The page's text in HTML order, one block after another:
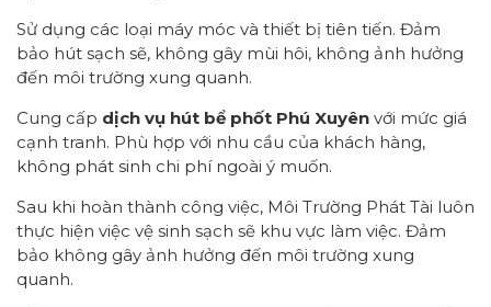
Sử dụng các loại máy móc và thiết bị tiên tiến. Đảm
bảo hút sạch sẽ, không gây mùi hôi, không ảnh hưởng
đến môi trường xung quanh.
Cung cấp dịch vụ hút bể phốt Phú Xuyên với mức giá
cạnh tranh. Phù hợp với nhu cầu của khách hàng,
không phát sinh chi phí ngoài ý muốn.
Sau khi hoàn thành công việc, Môi Trường Phát Tài luôn
thực hiện việc vệ sinh sạch sẽ khu vực làm việc. Đảm
bảo không gây ảnh hưởng đến môi trường xung
quanh.